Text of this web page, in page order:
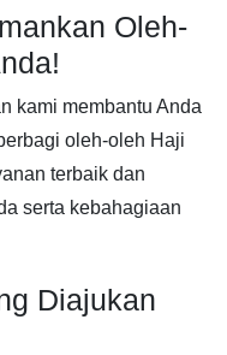
Oleh-
kami membantu Anda
oleh-oleh Haji
terbaik dan
serta kebahagiaan
Diajukan